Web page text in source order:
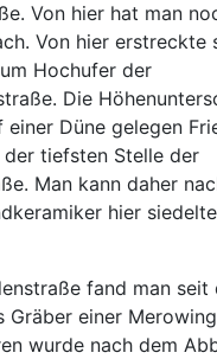
Von hier hat man
Von hier erstreckte
Hochufer der
Die
einer Düne gelegen
tiefsten Stelle der
Man kann daher
hier
fand man seit
Gräber einer
wurde nach dem